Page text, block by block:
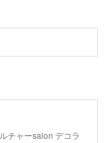
チャーsalon デコラ